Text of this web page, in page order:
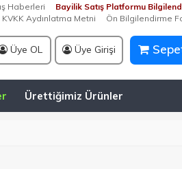
Bayilik Satış Platformu
Haberleri
Ön Bilgilendirme
KVKK Aydınlatma Metni
Üye OL Üye Girişi
Ürettiğimiz Ürünler